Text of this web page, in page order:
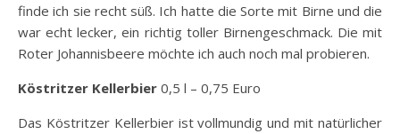
finde ich sie recht süß. Ich hatte die Sorte mit Birne und die
war echt lecker, ein richtig toller Birnengeschmack. Die mit
Roter Johannisbeere möchte ich auch noch mal probieren.
Köstritzer Kellerbier 0,5 l – 0,75 Euro
Das Köstritzer Kellerbier ist vollmundig und mit natürlicher